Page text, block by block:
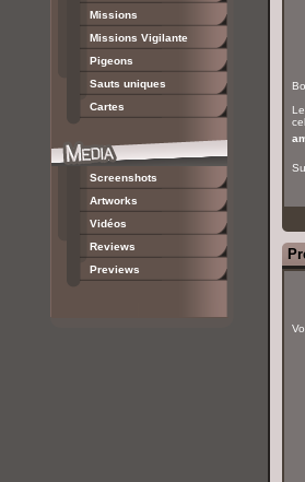
Missions
Missions Vigilante
Pigeons
Sauts uniques
Cartes
Screenshots
Artworks
Vidéos
Reviews
Previews